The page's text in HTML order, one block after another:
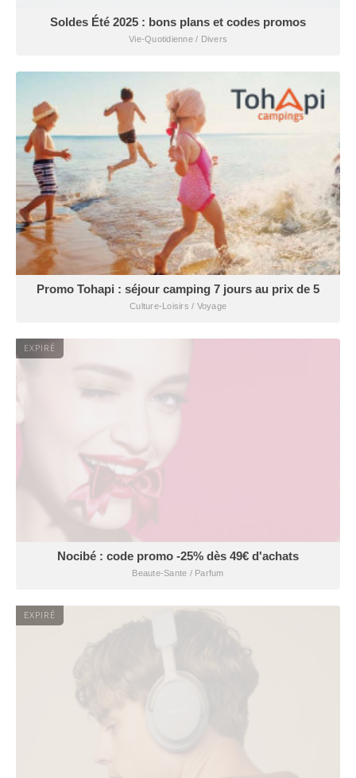
Soldes Été 2025 : bons plans et codes promos
Vie-Quotidienne / Divers
Promo Tohapi : séjour camping 7 jours au prix de 5
Culture-Loisirs / Voyage
EXPIRÉ
Nocibé : code promo -25% dès 49€ d'achats
Beaute-Sante / Parfum
EXPIRÉ